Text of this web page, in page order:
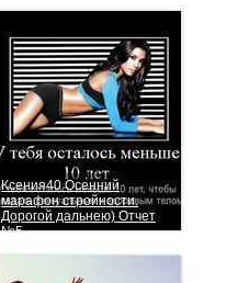
Ксения40 Осенний
марафон стройности.
Дорогой дальнею) Отчет
№5